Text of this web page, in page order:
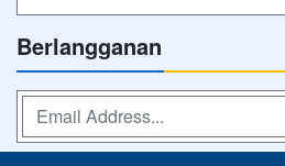
Berlangganan